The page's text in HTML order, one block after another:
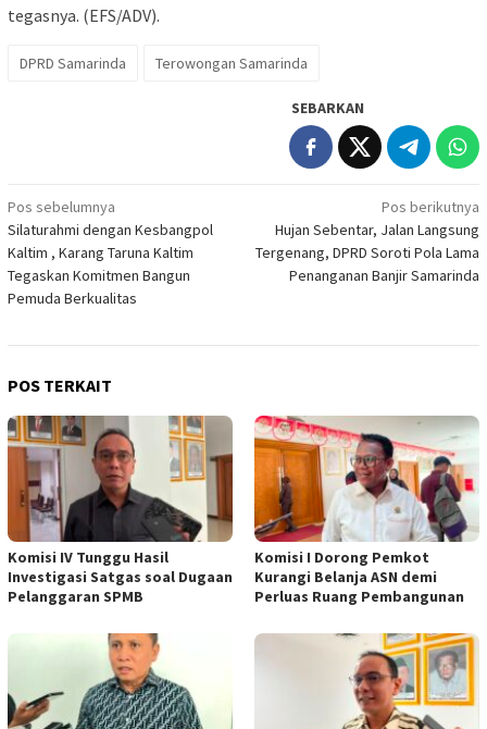
tegasnya. (EFS/ADV).
DPRD Samarinda Terowongan Samarinda
SEBARKAN
Navigasi
pos
Pos sebelumnya
Silaturahmi dengan Kesbangpol
Kaltim , Karang Taruna Kaltim
Tegaskan Komitmen Bangun
Pemuda Berkualitas
Pos berikutnya
Hujan Sebentar, Jalan Langsung
Tergenang, DPRD Soroti Pola Lama
Penanganan Banjir Samarinda
POS TERKAIT
Komisi IV Tunggu Hasil
Investigasi Satgas soal Dugaan
Pelanggaran SPMB
Komisi I Dorong Pemkot
Kurangi Belanja ASN demi
Perluas Ruang Pembangunan